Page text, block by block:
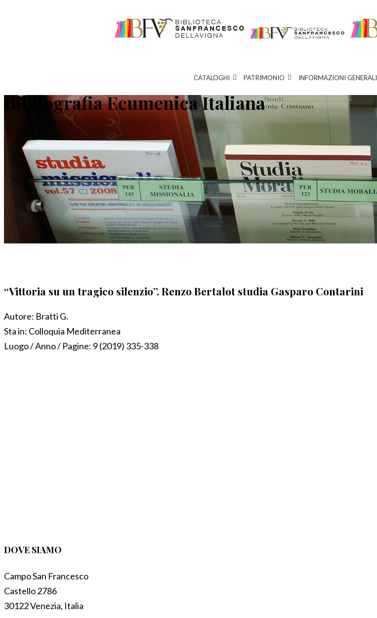
CATALOGHI PATRIMONIO INFORMAZIONI GENERALI
Bibliografia Ecumenica Italiana
“Vittoria su un tragico silenzio”. Renzo Bertalot studia Gasparo Contarini
Autore: Bratti G.
Sta in: Colloquia Mediterranea
Luogo / Anno / Pagine: 9 (2019) 335-338
DOVE SIAMO
Campo San Francesco
Castello 2786
30122 Venezia, Italia